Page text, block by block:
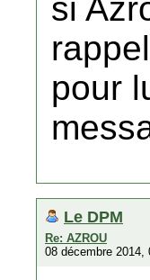
si
pour
Le DPM
Re: AZROU
08 décembre 2014,